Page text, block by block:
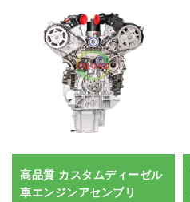
高品質 カスタムディーゼル
車エンジンアセンブリ